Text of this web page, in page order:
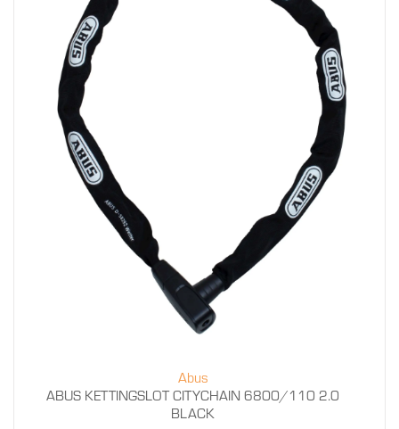
Abus
ABUS KETTINGSLOT CITYCHAIN 6800/110 2.0
BLACK